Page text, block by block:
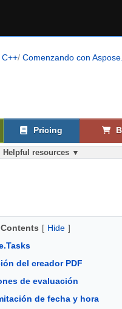
C++ Comenzando con
Helpful resources ▼
Pricing
Contents [ Hide ]
del creador PDF
de evaluación
de fecha y hora